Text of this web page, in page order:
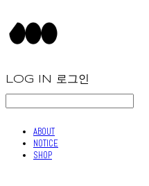
LOG IN 로그인
ABOUT
NOTICE
SHOP